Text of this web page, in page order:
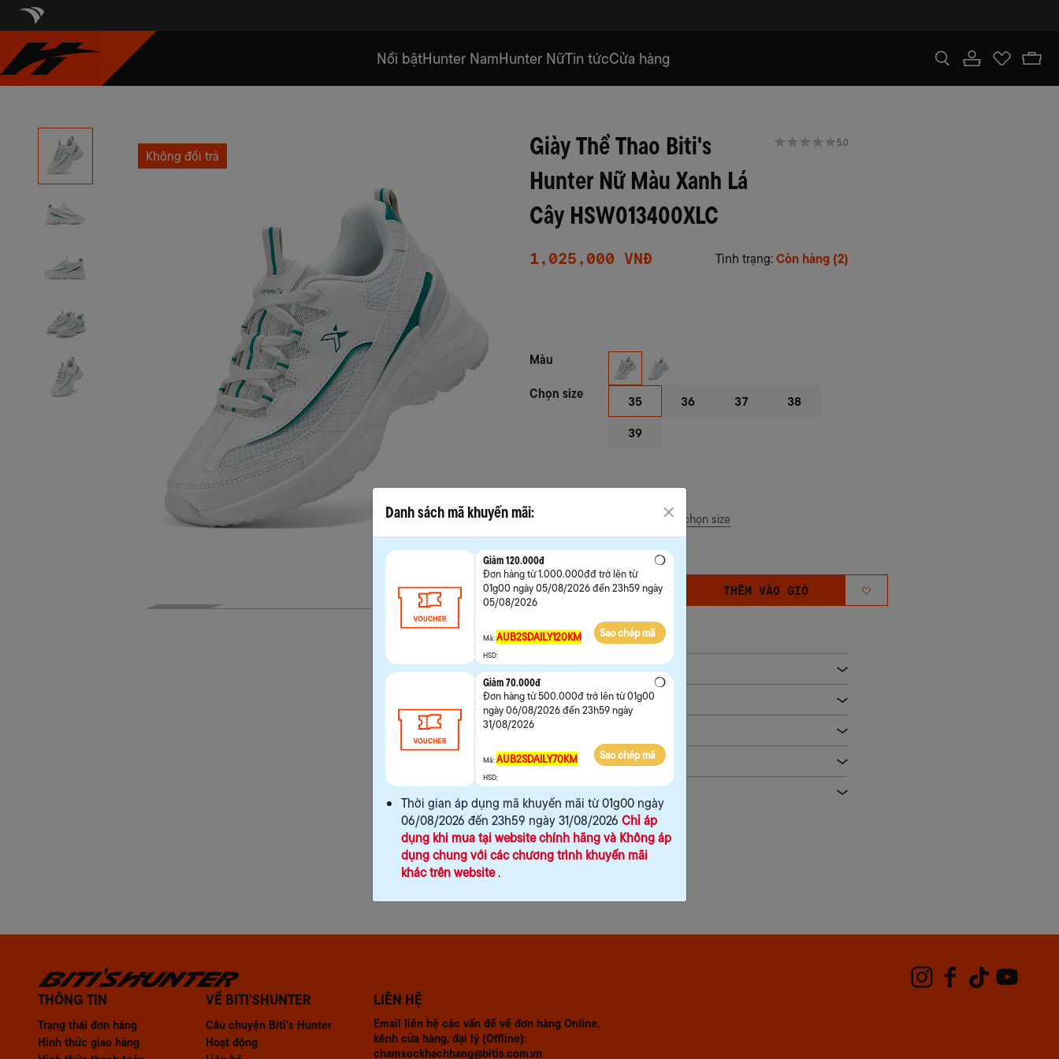
Nổi bậtHunter NamHunter NữTin tứcCửa hàng
Không đổi trả
Giày Thể Thao Biti's
Hunter Nữ Màu Xanh Lá
Cây HSW013400XLC
5.0
1,025,000 VNĐ Tình trạng:Còn hàng (2)
Màu
Chọn size
Hướng dẫn chọn size
35 36 37
38
39
MUA NGAY THÊM VÀO GIỎ
Mô tả sản phẩm
Thông tin bảo hành
Chính sách đổi trả
Thông tin giao hàng
THÔNG TIN
Trạng thái đơn hàng
Hình thức giao hàng
VỀ BITI’SHUNTER
Câu chuyện Biti's Hunter
Hoạt động
LIÊN HỆ
Email liên hệ các vấn đề về đơn hàng Online,
kênh cửa hàng, đại lý (Offline):
chamsockhachhang@bitis.com.vn
Danh sách mã khuyến mãi:
Giảm 120.000đ
Đơn hàng từ 1.000.000đđ trở lên từ
01g00 ngày 05/08/2026 đến 23h59 ngày
05/08/2026
Mã:AUB2SDAILY120KM Sao chép mã
HSD:
Giảm 70.000đ
Đơn hàng từ 500.000đ trở lên từ 01g00
ngày 06/08/2026 đến 23h59 ngày
31/08/2026
Mã:AUB2SDAILY70KM Sao chép mã
HSD:
Thời gian áp dụng mã khuyến mãi từ 01g00 ngày
06/08/2026 đến 23h59 ngày 31/08/2026 Chỉ áp
dụng khi mua tại website chính hãng và Không áp
dụng chung với các chương trình khuyến mãi
khác trên website.